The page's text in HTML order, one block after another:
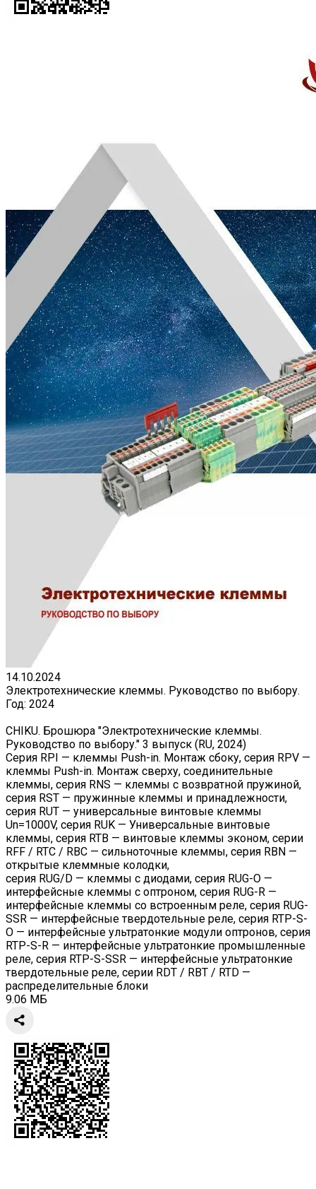
14.10.2024
Электротехнические клеммы. Руководство по выбору.
Год: 2024
CHIKU. Брошюра "Электротехнические клеммы.
Руководство по выбору." 3 выпуск (RU, 2024)
Серия RPI — клеммы Push-in. Монтаж сбоку, серия RPV —
клеммы Push-in. Монтаж сверху, соединительные
клеммы, серия RNS — клеммы с возвратной пружиной,
серия RST — пружинные клеммы и принадлежности,
серия RUT — универсальные винтовые клеммы
Un=1000V, серия RUK — Универсальные винтовые
клеммы, серия RTB — винтовые клеммы эконом, серии
RFF / RTC / RBC — сильноточные клеммы, серия RBN —
открытые клеммные колодки,
серия RUG/D — клеммы с диодами, серия RUG-O —
интерфейсные клеммы с оптроном, серия RUG-R —
интерфейсные клеммы со встроенным реле, серия RUG-
SSR — интерфейсные твердотельные реле, серия RTP-S-
O — интерфейсные ультратонкие модули оптронов, серия
RTP-S-R — интерфейсные ультратонкие промышленные
реле, серия RTP-S-SSR — интерфейсные ультратонкие
твердотельные реле, серии RDT / RBT / RTD —
распределительные блоки
9.06 МБ